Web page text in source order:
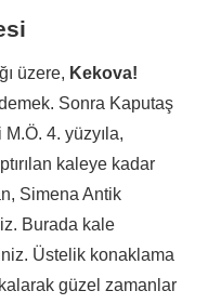
üzere, Kekova!
Sonra Kaputaş
4. yüzyıla,
kaleye kadar
Simena Antik
Burada kale
Üstelik konaklama
güzel zamanlar